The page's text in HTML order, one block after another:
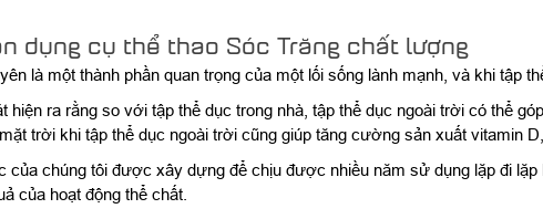
dụng cụ thể thao Sóc Trăng chất lượng
là một thành phần quan trọng của một lối sống lành mạnh, và khi tập
hiện ra rằng so với tập thể dục trong nhà, tập thể dục ngoài trời có thể
trời khi tập thể dục ngoài trời cũng giúp tăng cường sản xuất vitamin
của chúng tôi được xây dựng để chịu được nhiều năm sử dụng lặp đi
của hoạt động thể chất.